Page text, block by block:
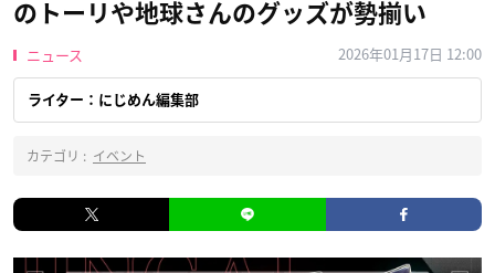
のトーリや地球さんのグッズが勢揃い
ニュース 2026年01月17日 12:00
ライター：にじめん編集部
カテゴリ : イベント